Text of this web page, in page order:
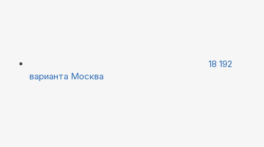
18 192
варианта Москва